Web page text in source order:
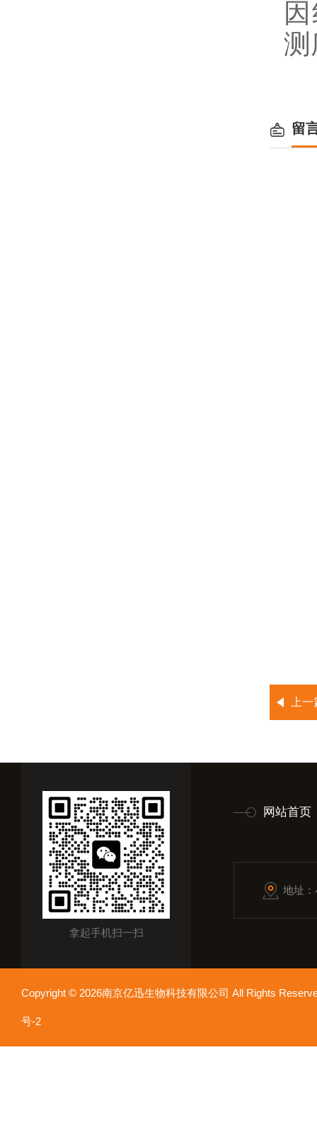
测
留
上
拿起手机扫一扫
网站首页
地址
Copyright © 2026南京亿迅生物科技有限公司 All Rights
号-2